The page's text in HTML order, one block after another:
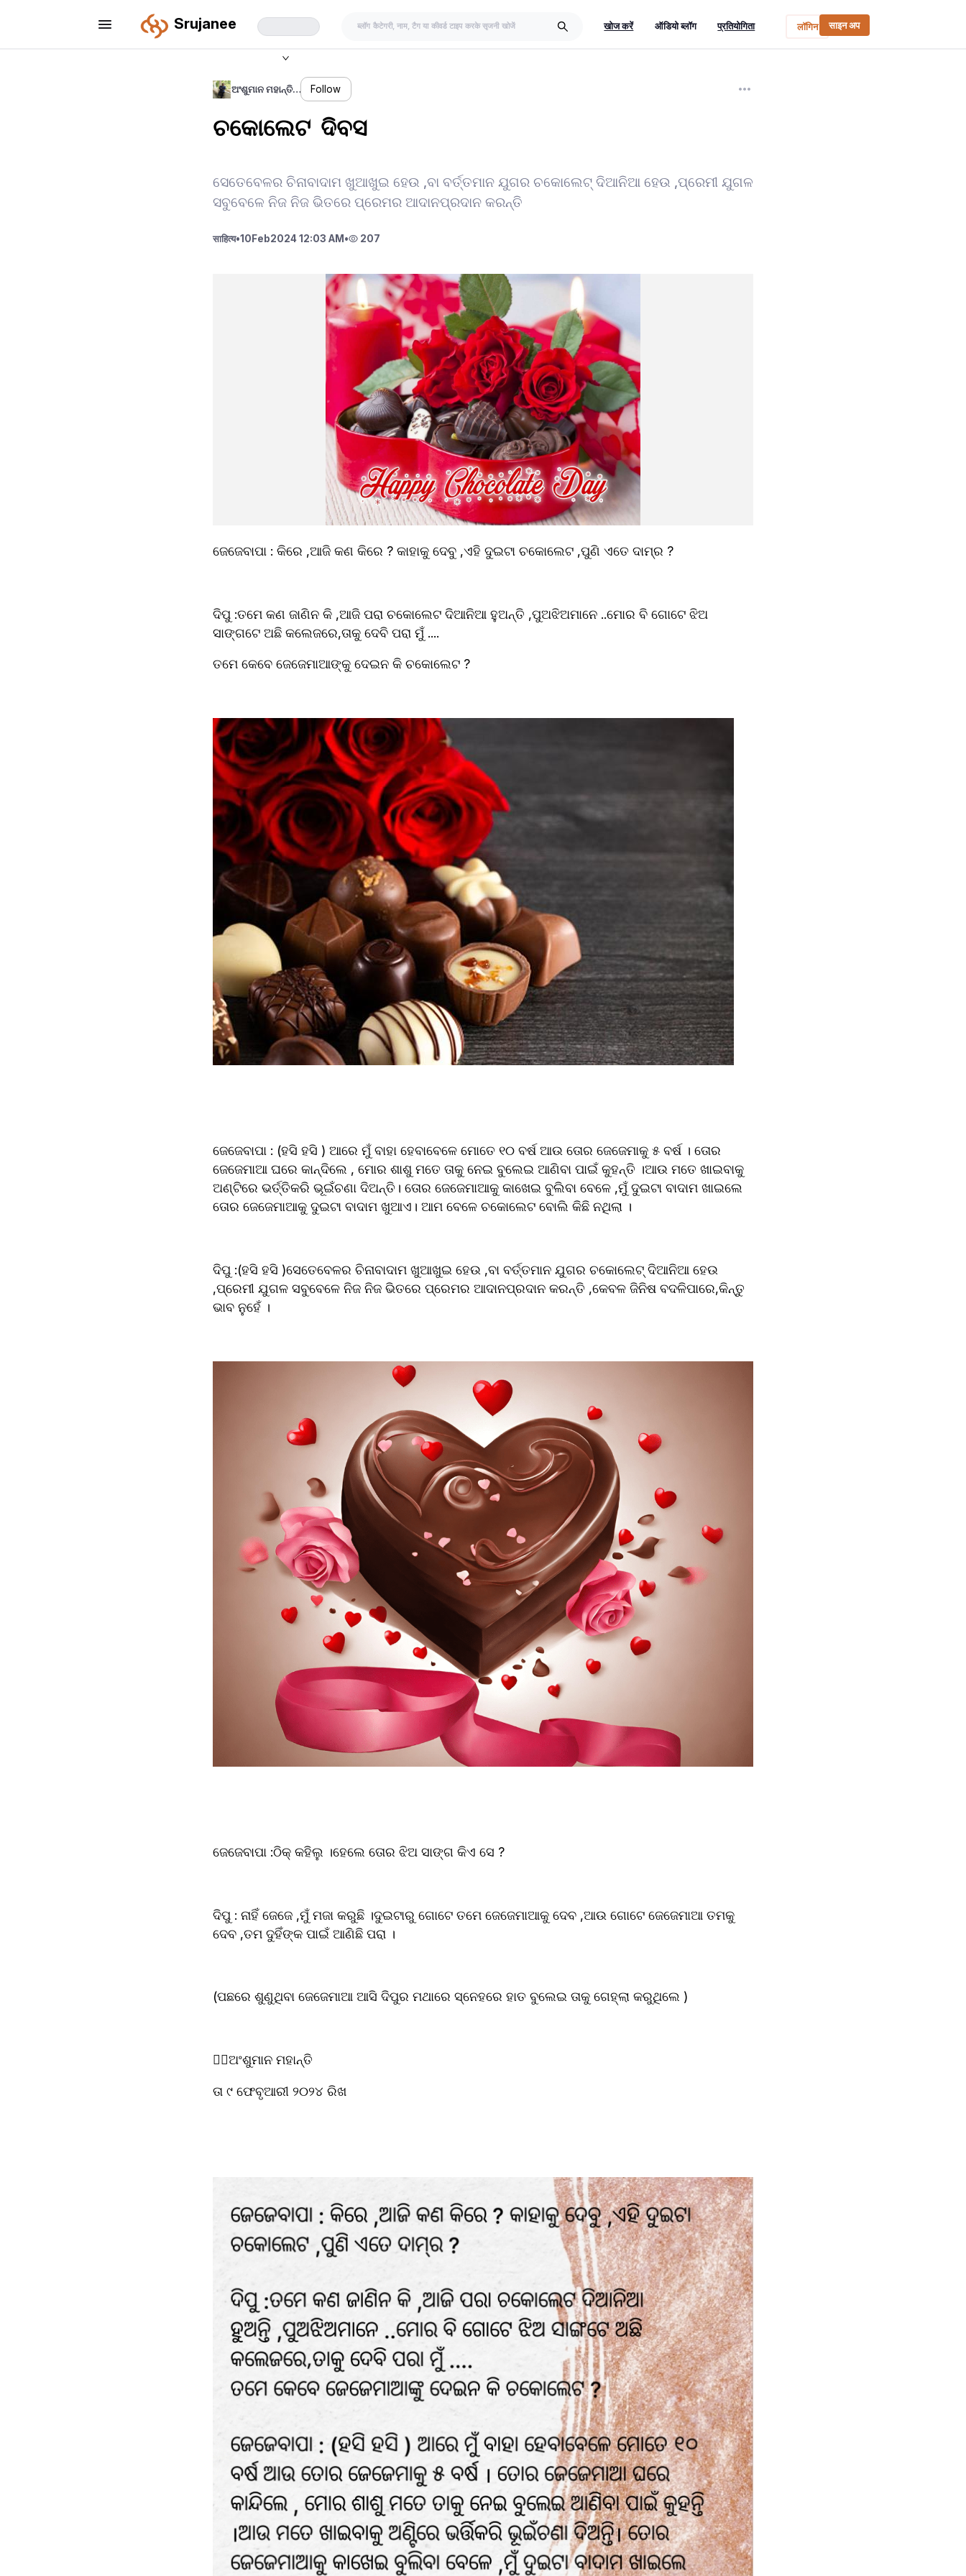
Srujanee खोज करें ऑडियो ब्लॉग प्रतियोगिता लॉगिन साइन अप
ଅଂଶୁମାନ ମହାନ୍ତି… Follow
ଚକୋଲେଟ ଦିବସ
ସେତେବେଳର ଚିନାବାଦାମ ଖୁଆଖୁଇ ହେଉ ,ବା ବର୍ତ୍ତମାନ ଯୁଗର ଚକୋଲେଟ୍ ଦିଆନିଆ ହେଉ ,ପ୍ରେମୀ ଯୁଗଳ
ସବୁବେଳେ ନିଜ ନିଜ ଭିତରେ ପ୍ରେମର ଆଦାନପ୍ରଦାନ କରନ୍ତି
साहित्य•10 Feb2024 12:03 AM • 207
ଜେଜେବାପା : କିରେ ,ଆଜି କଣ କିରେ ? କାହାକୁ ଦେବୁ ,ଏହି ଦୁଇଟା ଚକୋଲେଟ ,ପୁଣି ଏତେ ଦାମ୍‌ର ?
ଦିପୁ :ତମେ କଣ ଜାଣିନ କି ,ଆଜି ପରା ଚକୋଲେଟ ଦିଆନିଆ ହୁଅନ୍ତି ,ପୁଅଝିଅମାନେ ..ମୋର ବି ଗୋଟେ ଝିଅ
ସାଙ୍ଗଟେ ଅଛି କଲେଜରେ,ତାକୁ ଦେବି ପରା ମୁଁ ....
ତମେ କେବେ ଜେଜେମାଆଙ୍କୁ ଦେଇନ କି ଚକୋଲେଟ ?
ଜେଜେବାପା : (ହସି ହସି ) ଆରେ ମୁଁ ବାହା ହେବାବେଳେ ମୋତେ ୧୦ ବର୍ଷ ଆଉ ତୋର ଜେଜେମାକୁ ୫ ବର୍ଷ । ତୋର
ଜେଜେମାଆ ଘରେ କାନ୍ଦିଲେ , ମୋର ଶାଶୁ ମତେ ତାକୁ ନେଇ ବୁଲେଇ ଆଣିବା ପାଇଁ କୁହନ୍ତି ।ଆଉ ମତେ ଖାଇବାକୁ
ଅଣ୍ଟିରେ ଭର୍ତ୍ତିକରି ଭୂଇଁଚଣା ଦିଅନ୍ତି। ତୋର ଜେଜେମାଆକୁ କାଖେଇ ବୁଲିବା ବେଳେ ,ମୁଁ ଦୁଇଟା ବାଦାମ ଖାଇଲେ
ତୋର ଜେଜେମାଆକୁ ଦୁଇଟା ବାଦାମ ଖୁଆଏ। ଆମ ବେଳେ ଚକୋଲେଟ ବୋଲି କିଛି ନଥିଲା ।
ଦିପୁ :(ହସି ହସି )ସେତେବେଳର ଚିନାବାଦାମ ଖୁଆଖୁଇ ହେଉ ,ବା ବର୍ତ୍ତମାନ ଯୁଗର ଚକୋଲେଟ୍ ଦିଆନିଆ ହେଉ
,ପ୍ରେମୀ ଯୁଗଳ ସବୁବେଳେ ନିଜ ନିଜ ଭିତରେ ପ୍ରେମର ଆଦାନପ୍ରଦାନ କରନ୍ତି ,କେବଳ ଜିନିଷ ବଦଳିପାରେ,କିନ୍ତୁ
ଭାବ ନୁହେଁ ।
ଜେଜେବାପା :ଠିକ୍ କହିଲୁ ।ହେଲେ ତୋର ଝିଅ ସାଙ୍ଗ କିଏ ସେ ?
ଦିପୁ : ନାହିଁ ଜେଜେ ,ମୁଁ ମଜା କରୁଛି ।ଦୁଇଟାରୁ ଗୋଟେ ତମେ ଜେଜେମାଆକୁ ଦେବ ,ଆଉ ଗୋଟେ ଜେଜେମାଆ ତମକୁ
ଦେବ ,ତମ ଦୁହିଁଙ୍କ ପାଇଁ ଆଣିଛି ପରା ।
(ପଛରେ ଶୁଣୁଥିବା ଜେଜେମାଆ ଆସି ଦିପୁର ମଥାରେ ସ୍ନେହରେ ହାତ ବୁଲେଇ ତାକୁ ଗେହ୍ଲା କରୁଥିଲେ )
✍🏻ଅଂଶୁମାନ ମହାନ୍ତି
ତା ୯ ଫେବୃଆରୀ ୨୦୨୪ ରିଖ